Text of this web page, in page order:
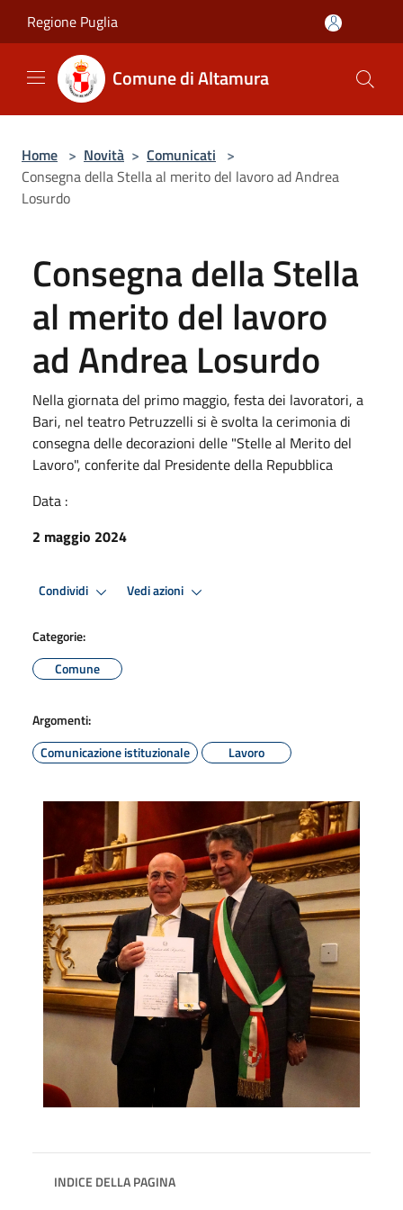
Regione Puglia
Comune di Altamura
Home > Novità > Comunicati >
Consegna della Stella al merito del lavoro ad Andrea
Losurdo
Consegna della Stella
al merito del lavoro
ad Andrea Losurdo
Nella giornata del primo maggio, festa dei lavoratori, a
Bari, nel teatro Petruzzelli si è svolta la cerimonia di
consegna delle decorazioni delle "Stelle al Merito del
Lavoro", conferite dal Presidente della Repubblica
Data :
2 maggio 2024
Condividi Vedi azioni
Categorie:
Comune
Argomenti:
Comunicazione istituzionale
Lavoro
INDICE DELLA PAGINA